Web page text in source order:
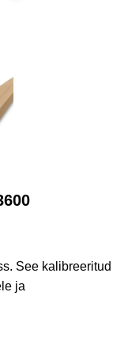
See kalibreeritud
ja